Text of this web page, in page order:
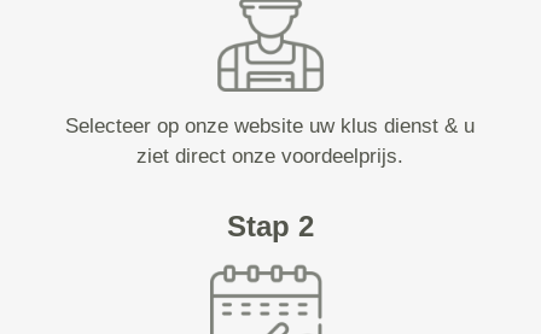
Selecteer op onze website uw klus dienst & u
ziet direct onze voordeelprijs.
Stap 2